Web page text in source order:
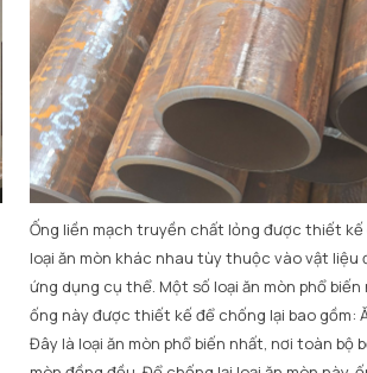
Ống liền mạch truyền chất lỏng được thiết
loại ăn mòn khác nhau tùy thuộc vào vật liệu
ứng dụng cụ thể. Một số loại ăn mòn phổ
ống này được thiết kế để chống lại bao gồm:
Đây là loại ăn mòn phổ biến nhất, nơi toàn bộ